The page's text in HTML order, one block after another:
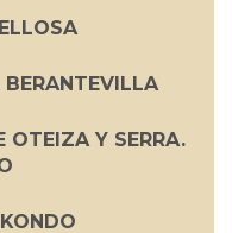
OTEIZA Y SERRA.